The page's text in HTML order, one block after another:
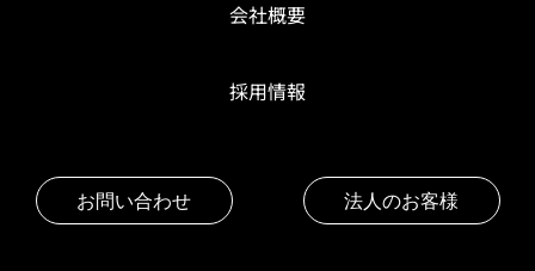
会社概要
採用情報
お問い合わせ 法人のお客様